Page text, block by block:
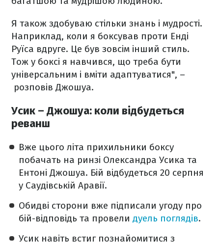
Я також здобуваю стільки знань і мудрості.
Наприклад, коли я боксував проти Енді
Руїса вдруге. Це був зовсім інший стиль.
Тож у боксі я навчився, що треба бути
універсальним і вміти адаптуватися", –
розповів Джошуа.
Усик – Джошуа: коли відбудеться
реванш
Вже цього літа прихильники боксу
побачать на ринзі Олександра Усика та
Ентоні Джошуа. Бій відбудеться 20 серпня
у Саудівській Аравії.
Обидві сторони вже підписали угоду про
бій-відповідь та провели дуель поглядів.
Усик навіть встиг познайомитися з